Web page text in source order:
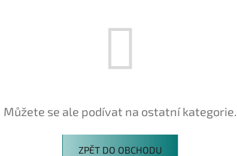
Můžete se ale podívat na ostatní kategorie.
ZPĚT DO OBCHODU